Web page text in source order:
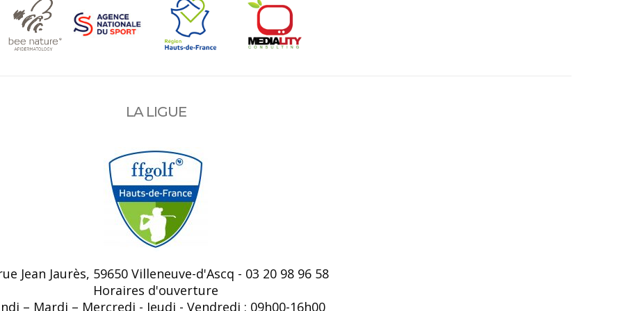
LA LIGUE
Jean Jaurès, 59650 Villeneuve-d'Ascq - 03 20 98 96 58
Horaires d'ouverture
– Mardi – Mercredi - Jeudi - Vendredi : 09h00-16h00